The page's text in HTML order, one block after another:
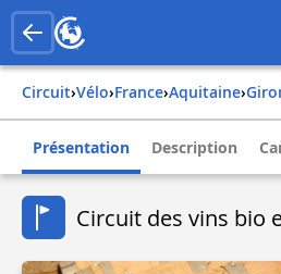
Circuit› Vélo› france› aquitaine›
Présentation Description
Circuit des vins bio